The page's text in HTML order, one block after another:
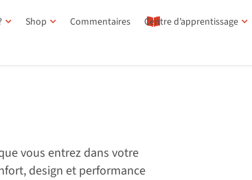
Shop Commentaires Centre d’apprentissage
vous entrez dans votre
design et performance